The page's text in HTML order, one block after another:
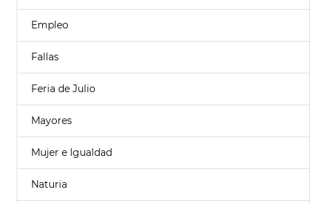
Empleo
Fallas
Feria de Julio
Mayores
Mujer e Igualdad
Naturia